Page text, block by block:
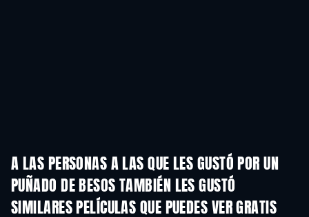
A LAS PERSONAS A LAS QUE LES GUSTÓ POR UN
PUÑADO DE BESOS TAMBIÉN LES GUSTÓ
SIMILARES PELÍCULAS QUE PUEDES VER GRATIS